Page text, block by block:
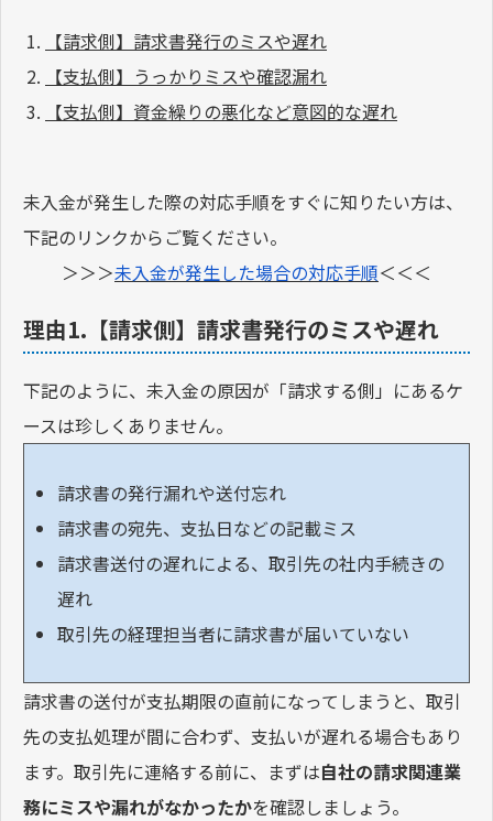
【請求側】請求書発行のミスや遅れ
【支払側】うっかりミスや確認漏れ
【支払側】資金繰りの悪化など意図的な遅れ
未入金が発生した際の対応手順をすぐに知りたい方は、
下記のリンクからご覧ください。
＞＞＞未入金が発生した場合の対応手順＜＜＜
理由1.【請求側】請求書発行のミスや遅れ
下記のように、未入金の原因が「請求する側」にあるケ
ースは珍しくありません。
請求書の発行漏れや送付忘れ
請求書の宛先、支払日などの記載ミス
請求書送付の遅れによる、取引先の社内手続きの
遅れ
取引先の経理担当者に請求書が届いていない
請求書の送付が支払期限の直前になってしまうと、取引
先の支払処理が間に合わず、支払いが遅れる場合もあり
ます。取引先に連絡する前に、まずは自社の請求関連業
務にミスや漏れがなかったかを確認しましょう。